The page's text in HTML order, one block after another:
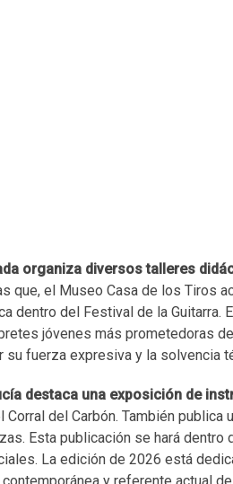
organiza diversos talleres
que, el Museo Casa de los Tiros
dentro del Festival de la Guitarra.
jóvenes más prometedoras
fuerza expresiva y la solvencia
destaca una exposición de
del Carbón. También
Esta publicación se hará
La edición de 2026 está
y referente actual